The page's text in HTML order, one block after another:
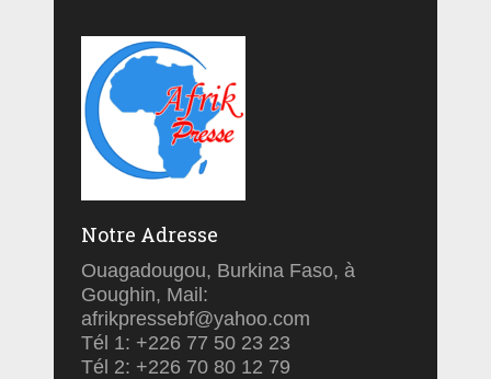
Notre Adresse
Ouagadougou, Burkina Faso, à
Goughin, Mail:
afrikpressebf@yahoo.com
Tél 1: +226 77 50 23 23
Tél 2: +226 70 80 12 79